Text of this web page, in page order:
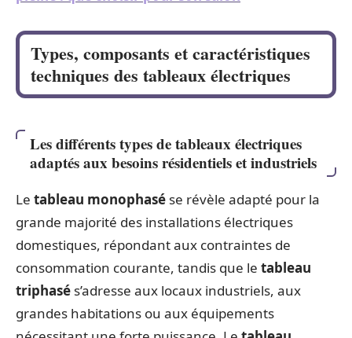
Types, composants et caractéristiques
techniques des tableaux électriques
Les différents types de tableaux électriques
adaptés aux besoins résidentiels et industriels
Le tableau monophasé se révèle adapté pour la
grande majorité des installations électriques
domestiques, répondant aux contraintes de
consommation courante, tandis que le tableau
triphasé s’adresse aux locaux industriels, aux
grandes habitations ou aux équipements